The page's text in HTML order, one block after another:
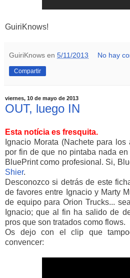
GuiriKnows!
GuiriKnows en 5/11/2013 No hay
Compartir
viernes, 10 de mayo de 2013
OUT, luego IN
Esta notícia es fresquita.
Ignacio Morata (Nachete para
por fin de que no pintaba nada
BluePrint como profesional. Si,
Shier.
Desconozco si detrás de este
de favores entre Ignacio y Marty
de equipo para Orion Trucks...
Ignacio; que al fin ha salido de
pros que son tratados como flows.
Os dejo con el clip que
convencer: